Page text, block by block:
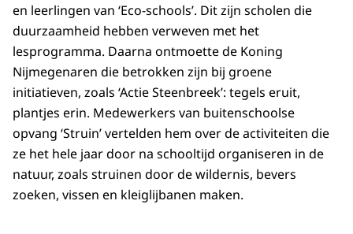
en leerlingen van ‘Eco-schools’. Dit zijn scholen die
duurzaamheid hebben verweven met het
lesprogramma. Daarna ontmoette de Koning
Nijmegenaren die betrokken zijn bij groene
initiatieven, zoals ‘Actie Steenbreek’: tegels eruit,
plantjes erin. Medewerkers van buitenschoolse
opvang ‘Struin’ vertelden hem over de activiteiten die
ze het hele jaar door na schooltijd organiseren in de
natuur, zoals struinen door de wildernis, bevers
zoeken, vissen en kleiglijbanen maken.